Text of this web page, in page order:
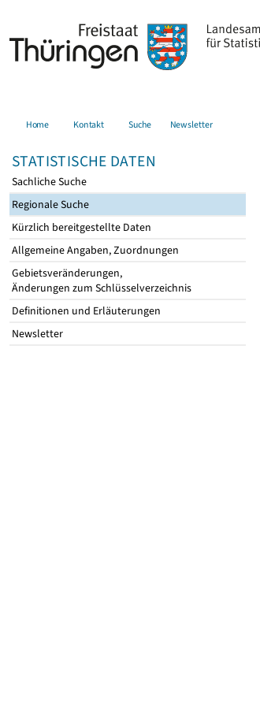
Home Kontakt Suche Newsletter
STATISTISCHE DATEN
Sachliche Suche
Regionale Suche
Kürzlich bereitgestellte Daten
Allgemeine Angaben, Zuordnungen
Gebietsveränderungen,
Änderungen zum Schlüsselverzeichnis
Definitionen und Erläuterungen
Newsletter